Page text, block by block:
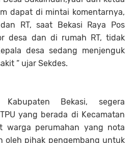
dapat di mintai komentarnya,
RT, saat Bekasi Raya Pos
desa dan di rumah RT, tidak
desa sedang menjenguk
“ ujar Sekdes.
Kabupaten Bekasi, segera
yang berada di Kecamatan
warga perumahan yang nota
oleh pihak pengembang untuk